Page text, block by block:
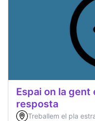
Espai on la
resposta
Treballem el pla